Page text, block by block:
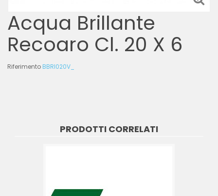
Acqua Brillante
Recoaro Cl. 20 X 6
Riferimento BBRI020V_
PRODOTTI CORRELATI